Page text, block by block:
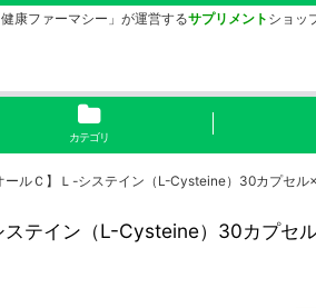
康ファーマシー」が運営するサプリメント ショッ
カテゴリ
ールＣ】Ｌ-システイン（L-Cysteine）30カプセル
ステイン（L-Cysteine）30カプセ